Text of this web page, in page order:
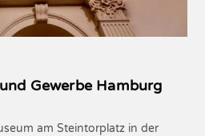
Gewerbe Hamburg
am Steintorplatz in der